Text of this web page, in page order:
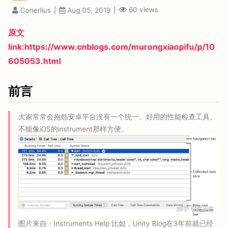
Conerlius
Aug 05, 2019 60 views
原文
link:https://www.cnblogs.com/murongxiaopifu/p/10
605053.html
前言
大家常常会抱怨安卓平台没有一个统一、好用的性能检查工具。
不能像iOS的instrument那样方便。
图片来自：Instruments Help 比如，Unity Blog在3年前就已经